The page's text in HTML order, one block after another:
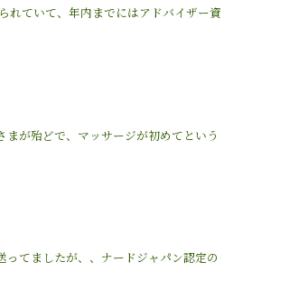
れていて、年内までにはアドバイザー資
が殆どで、マッサージが初めてという
てましたが、、ナードジャパン認定の